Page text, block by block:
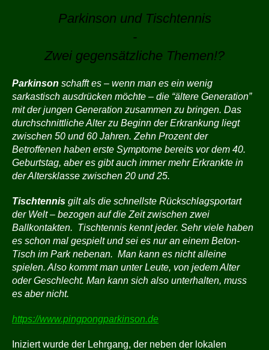
Parkinson und Tischtennis
-
Zwei gegensätzliche Themen!?
Parkinson schafft es – wenn man es ein wenig
sarkastisch ausdrücken möchte – die “ältere Generation”
mit der jungen Generation zusammen zu bringen. Das
durchschnittliche Alter zu Beginn der Erkrankung liegt
zwischen 50 und 60 Jahren. Zehn Prozent der
Betroffenen haben erste Symptome bereits vor dem 40.
Geburtstag, aber es gibt auch immer mehr Erkrankte in
der Altersklasse zwischen 20 und 25.
Tischtennis gilt als die schnellste Rückschlagsportart
der Welt – bezogen auf die Zeit zwischen zwei
Ballkontakten. Tischtennis kennt jeder. Sehr viele haben
es schon mal gespielt und sei es nur an einem Beton-
Tisch im Park nebenan. Man kann es nicht alleine
spielen. Also kommt man unter Leute, von jedem Alter
oder Geschlecht. Man kann sich also unterhalten, muss
es aber nicht.
https://www.pingpongparkinson.de
Iniziert wurde der Lehrgang, der neben der lokalen